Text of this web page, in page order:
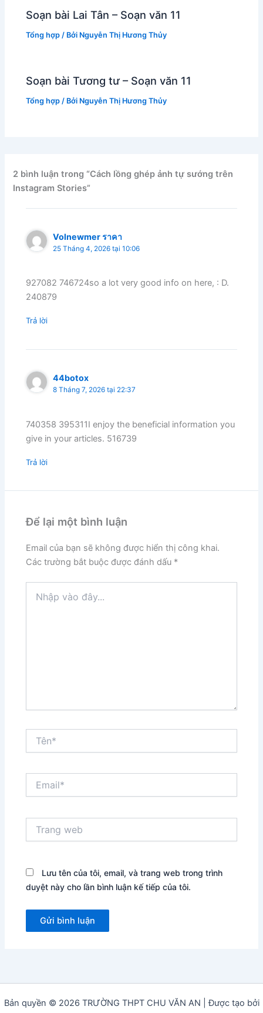
Soạn bài Lai Tân – Soạn văn 11
Tổng hợp / Bởi Nguyễn Thị Hương Thủy
Soạn bài Tương tư – Soạn văn 11
Tổng hợp / Bởi Nguyễn Thị Hương Thủy
2 bình luận trong “Cách lồng ghép ảnh tự sướng trên
Instagram Stories”
Volnewmer ราคา
25 Tháng 4, 2026 tại 10:06
927082 746724so a lot very good info on here, : D.
240879
Trả lời
44botox
8 Tháng 7, 2026 tại 22:37
740358 395311I enjoy the beneficial information you
give in your articles. 516739
Trả lời
Để lại một bình luận
Email của bạn sẽ không được hiển thị công khai.
Các trường bắt buộc được đánh dấu *
vào
web
Lưu tên của tôi, email, và trang web trong trình
duyệt này cho lần bình luận kế tiếp của tôi.
Bản quyền © 2026 TRƯỜNG THPT CHU VĂN AN | Được tạo bởi